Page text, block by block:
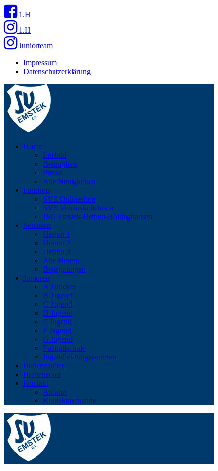
1.H
1.H
Juniorteam
Impressum
Datenschutzerklärung
Home
Leitbild
Beitragliste
Presse
Alle Neuigkeiten
Fanshop
SVE Onlineshop
SVE Vereinskollektion
JSG Emstek-Bethen-Höltinghausen
Senioren
Herren 1
Herren 2
Herren 3
Alte Herren
Begegnungen
Junioren
A Junioren
B Jugend
C Jugend
D Jugend
E Jugend
F Jugend
G Jugend
Fußballschule
Jugendleistungszentrum
Budenzauber
Breitensport
Kontakt
Anfahrt
Kontaktaufnahme